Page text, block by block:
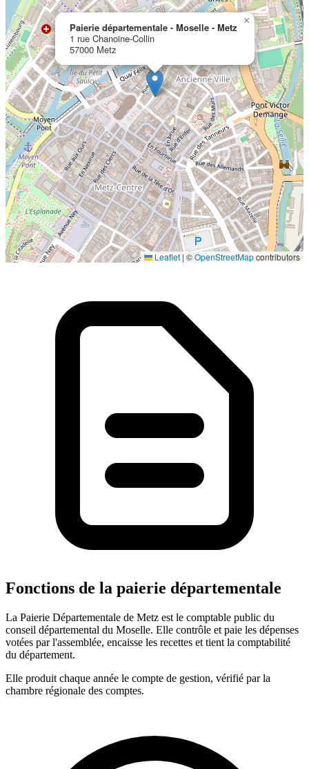
Localisation en cours...
Paierie départementale - Moselle - Metz
1 rue Chanoine-Collin
57000 Metz
×
Leaflet | ©OpenStreetMapcontributors
Fonctions de la paierie départementale
La Paierie Départementale de Metz est le comptable public du
conseil départemental du Moselle. Elle contrôle et paie les dépenses
votées par l'assemblée, encaisse les recettes et tient la comptabilité
du département.
Elle produit chaque année le compte de gestion, vérifié par la
chambre régionale des comptes.